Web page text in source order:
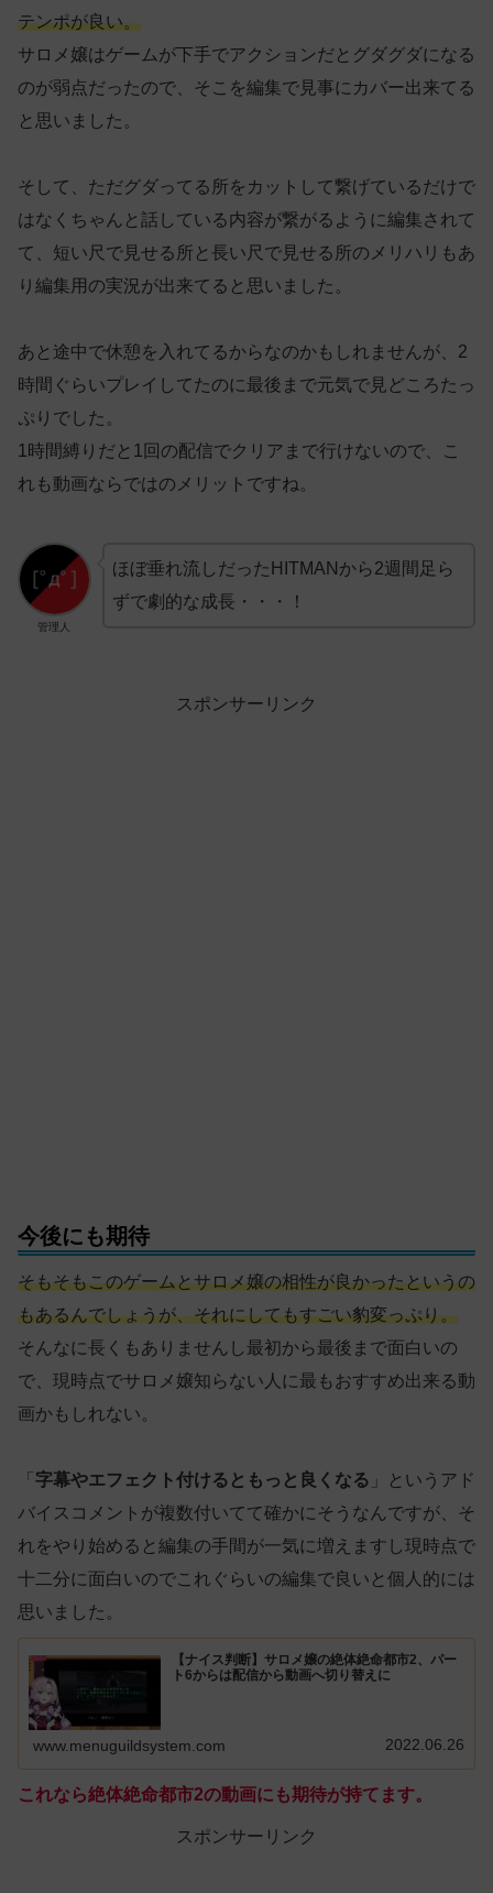
テンポが良い。
サロメ嬢はゲームが下手でアクションだとグダグダになる
のが弱点だったので、そこを編集で見事にカバー出来てる
と思いました。
そして、ただグダってる所をカットして繋げているだけで
はなくちゃんと話している内容が繋がるように編集されて
て、短い尺で見せる所と長い尺で見せる所のメリハリもあ
り編集用の実況が出来てると思いました。
あと途中で休憩を入れてるからなのかもしれませんが、2
時間ぐらいプレイしてたのに最後まで元気で見どころたっ
ぷりでした。
1時間縛りだと1回の配信でクリアまで行けないので、こ
れも動画ならではのメリットですね。
管理人
ほぼ垂れ流しだったHITMANから2週間足ら
ずで劇的な成長・・・！
スポンサーリンク
今後にも期待
そもそもこのゲームとサロメ嬢の相性が良かったというの
もあるんでしょうが、それにしてもすごい豹変っぷり。
そんなに長くもありませんし最初から最後まで面白いの
で、現時点でサロメ嬢知らない人に最もおすすめ出来る動
画かもしれない。
「 字幕やエフェクト付けるともっと良くなる 」というアド
バイスコメントが複数付いてて確かにそうなんですが、そ
れをやり始めると編集の手間が一気に増えますし現時点で
十二分に面白いのでこれぐらいの編集で良いと個人的には
思いました。
【ナイス判断】サロメ嬢の絶体絶命都市2、パー
ト6からは配信から動画へ切り替えに
www.menuguildsystem.com 2022.06.26
これなら絶体絶命都市2の動画にも期待が持てます。
スポンサーリンク